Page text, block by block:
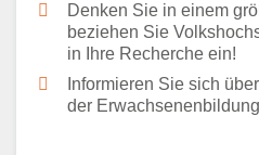
Denken Sie in einem
beziehen Sie
in Ihre Recherche ein!
Informieren Sie sich
der